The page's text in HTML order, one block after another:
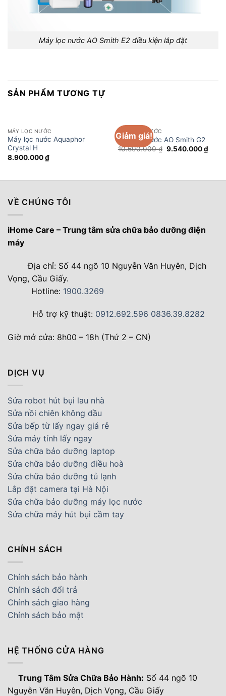
Máy lọc nước AO Smith E2 điều kiện lắp đặt
SẢN PHẨM TƯƠNG TỰ
MÁY LỌC NƯỚC
Máy lọc nước Aquaphor
Crystal H
8.900.000₫
Giảm giá!
MÁY LỌC NƯỚC
Máy lọc nước AO Smith G2
10.600.000₫ Giá
9.540.000₫Giá
hiện
VỀ CHÚNG TÔI
iHome Care – Trung tâm sửa chữa bảo dưỡng điện
máy
Địa chỉ: Số 44 ngõ 10 Nguyễn Văn Huyên, Dịch
Vọng, Cầu Giấy.
Hotline: 1900.3269
Hỗ trợ kỹ thuật: 0912.692.596 0836.39.8282
Giờ mở cửa: 8h00 – 18h (Thứ 2 – CN)
DỊCH VỤ
Sửa robot hút bụi lau nhà
Sửa nồi chiên không dầu
Sửa bếp từ lấy ngay giá rẻ
Sửa máy tính lấy ngay
Sửa chữa bảo dưỡng laptop
Sửa chữa bảo dưỡng điều hoà
Sửa chữa bảo dưỡng tủ lạnh
Lắp đặt camera tại Hà Nội
Sửa chữa bảo dưỡng máy lọc nước
Sửa chữa máy hút bụi cầm tay
CHÍNH SÁCH
Chính sách bảo hành
Chính sách đổi trả
Chính sách giao hàng
Chính sách bảo mật
HỆ THỐNG CỬA HÀNG
Trung Tâm Sửa Chữa Bảo Hành: Số 44 ngõ 10
Nguyễn Văn Huyên, Dịch Vọng, Cầu Giấy